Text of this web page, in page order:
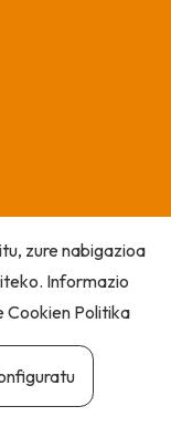
zure nabigazioa
Informazio
Cookien Politika